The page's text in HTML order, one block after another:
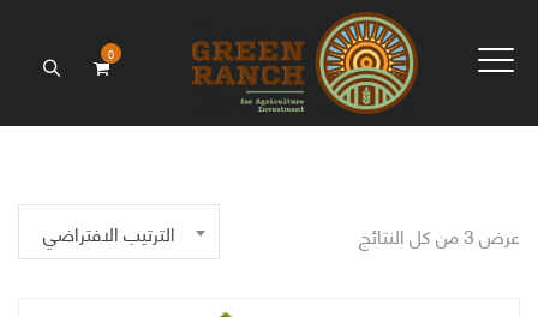
0
عرض ⁦3⁩ من كل النتائج الترتيب الافتراضي